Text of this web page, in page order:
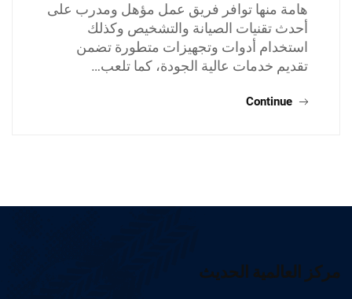
هامة منها توافر فريق عمل مؤهل ومدرب على
أحدث تقنيات الصيانة والتشخيص وكذلك
استخدام أدوات وتجهيزات متطورة تضمن
تقديم خدمات عالية الجودة، كما تلعب…
Continue
مركز العالمية الحديث